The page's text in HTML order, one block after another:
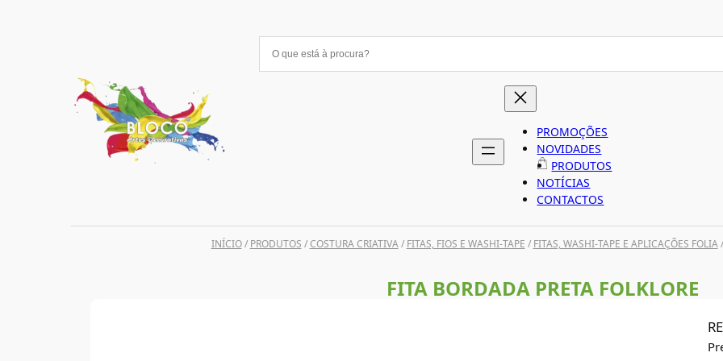
PROMOÇÕES
NOVIDADES
PRODUTOS
NOTÍCIAS
CONTACTOS
INÍCIO/ PRODUTOS /COSTURA CRIATIVA/ FITAS, FIOS E WASHI-TAPE / FITAS, WASHI-TAPE E APLICAÇÕES FOLIA/
FITA BORDADA PRETA FOLKLORE